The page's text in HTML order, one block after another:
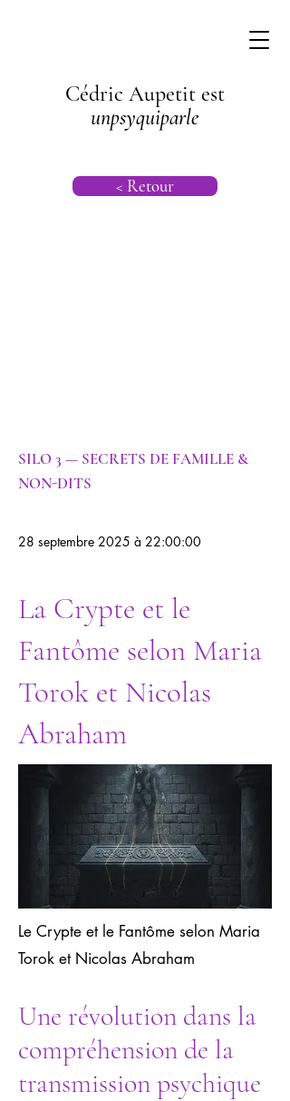
Cédric Aupetit est
unpsyquiparle
< Retour
SILO 3 — SECRETS DE FAMILLE &
NON-DITS
28 septembre 2025 à 22:00:00
La Crypte et le
Fantôme selon Maria
Torok et Nicolas
Abraham
Le Crypte et le Fantôme selon Maria
Torok et Nicolas Abraham
Une révolution dans la
compréhension de la
transmission psychique